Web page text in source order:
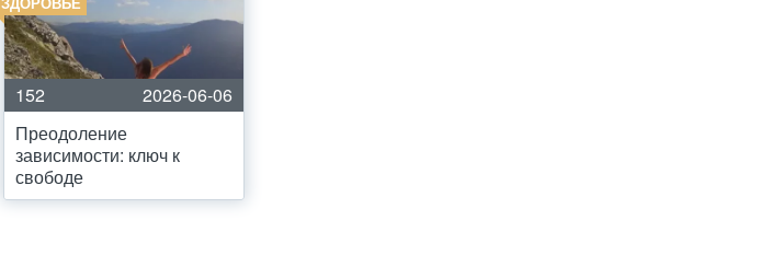
152
2026-06-06
Преодоление
зависимости: ключ к
свободе